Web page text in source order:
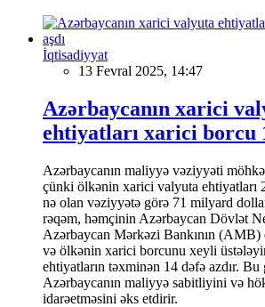
İqtisadiyyat
13 Fevral 2025, 14:47
Azərbaycanın xarici
ehtiyatları xarici borcu
Azərbaycanın maliyyə vəziyyəti
çünki ölkənin xarici valyuta ehtiyatları
nə olan vəziyyətə görə 71 milyard
rəqəm, həmçinin Azərbaycan Dövlət
Azərbaycan Mərkəzi Bankının (AMB)
və ölkənin xarici borcunu xeyli
ehtiyatların təxminən 14 dəfə azdır.
Azərbaycanın maliyyə sabitliyini və
idarəetməsini əks etdirir.